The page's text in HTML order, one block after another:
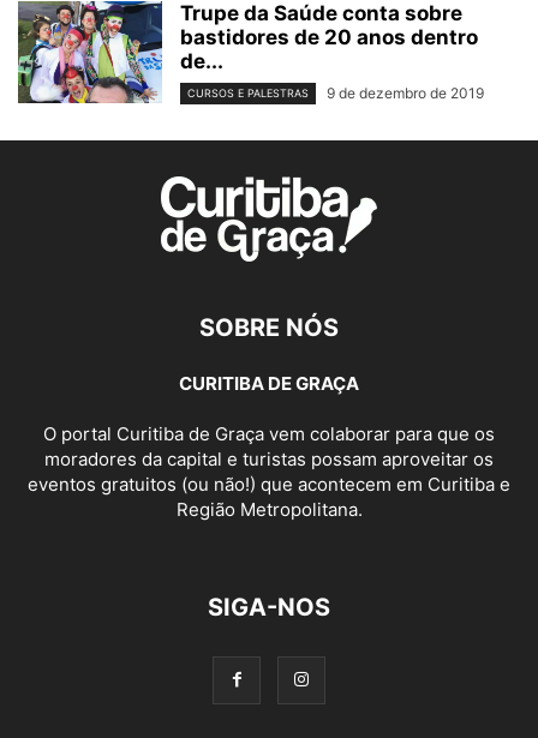
Trupe da Saúde conta sobre
bastidores de 20 anos dentro
de...
CURSOS E PALESTRAS 9 de dezembro de 2019
SOBRE NÓS
CURITIBA DE GRAÇA
O portal Curitiba de Graça vem colaborar para que os
moradores da capital e turistas possam aproveitar os
eventos gratuitos (ou não!) que acontecem em Curitiba e
Região Metropolitana.
SIGA-NOS